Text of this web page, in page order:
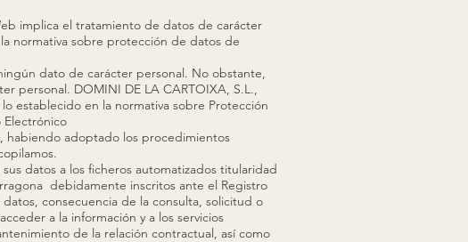
implica el tratamiento de datos de carácter
normativa sobre protección de datos de
dato de carácter personal. No obstante,
personal. DOMINI DE LA CARTOIXA, S.L.,
establecido en la normativa sobre Protección
Electrónico
habiendo adoptado los procedimientos
datos a los ficheros automatizados titularidad
debidamente inscritos ante el Registro
consecuencia de la consulta, solicitud o
a la información y a los servicios
de la relación contractual, así como